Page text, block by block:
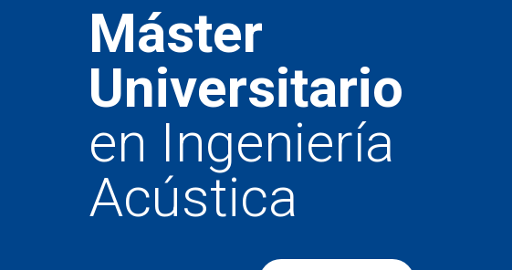
Máster
Universitario
en Ingeniería
Acústica